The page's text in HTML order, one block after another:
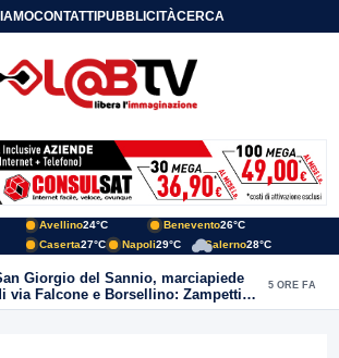
CONTATTIPUBBLICITÀCERCA
Avellino24°C Benevento26°C
Caserta27°C Napoli29°C Salerno28°C
Giorgio del Sannio, marciapiede
via Falcone e Borsellino: Zampetti e
replicano alle polemiche
5 ORE FA